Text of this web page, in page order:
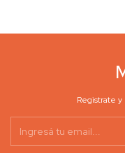
Registrate